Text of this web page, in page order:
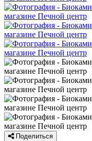
Поделиться